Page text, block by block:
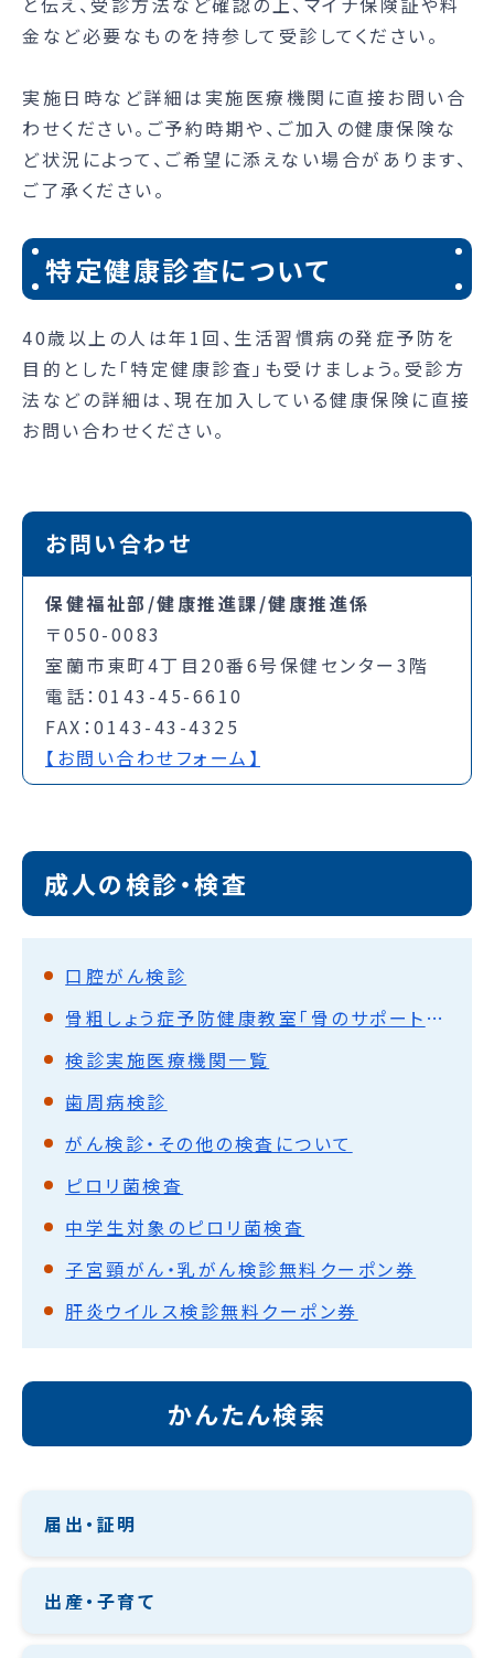
金など必要なものを持参して受診してください。
実施日時など詳細は実施医療機関に直接お問い合
わせください。ご予約時期や、ご加入の健康保険な
ど状況によって、ご希望に添えない場合があります、
ご了承ください。
特定健康診査について
40歳以上の人は年1回、生活習慣病の発症予防を
目的とした「特定健康診査」も受けましょう。受診方
法などの詳細は、現在加入している健康保険に直接
お問い合わせください。
お問い合わせ
保健福祉部/健康推進課/健康推進係
〒050-0083
室蘭市東町4丁目20番6号保健センター3階
電話：0143-45-6610
FAX：0143-43-4325
【お問い合わせフォーム】
成人の検診・検査
口腔がん検診
骨粗しょう症予防健康教室「骨のサポートくらぶ」を開催します
検診実施医療機関一覧
歯周病検診
がん検診・その他の検査について
ピロリ菌検査
中学生対象のピロリ菌検査
子宮頸がん・乳がん検診無料クーポン券
肝炎ウイルス検診無料クーポン券
かんたん検索
届出・証明
出産・子育て